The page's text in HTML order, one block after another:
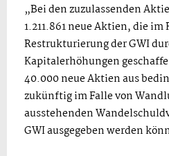
„Bei den zuzulassenden
1.211.861 neue Aktien, die im
Restrukturierung der GWI
Kapitalerhöhungen
40.000 neue Aktien aus
zukünftig im Falle von
ausstehenden
GWI ausgegeben werden